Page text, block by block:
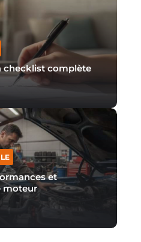
checklist complète
et
moteur